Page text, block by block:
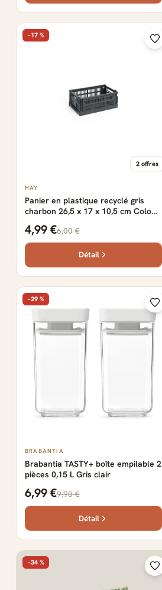
−17 %
2 offres
HAY
Panier en plastique recyclé gris
charbon 26,5 x 17 x 10,5 cm Colour
4,99 €6,00 €
Détail
−29 %
BRABANTIA
Brabantia TASTY+ boîte empilable 2
pièces 0,15 L Gris clair
6,99 €9,90 €
Détail
−34 %